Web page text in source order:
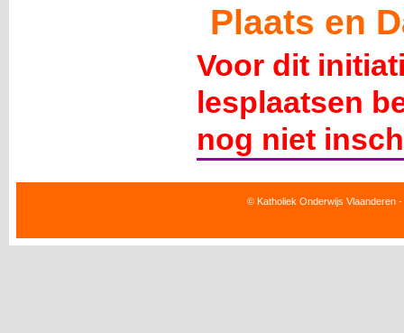
Plaats en
Voor dit
lesplaatsen
nog niet
© Katholiek Onderwijs Vlaanderen